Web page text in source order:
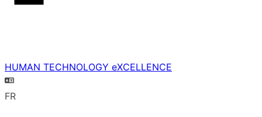
HUMAN TECHNOLOGY eXCELLENCE
FR